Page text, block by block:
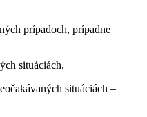
prípadoch, prípadne
situáciách,
situáciách –